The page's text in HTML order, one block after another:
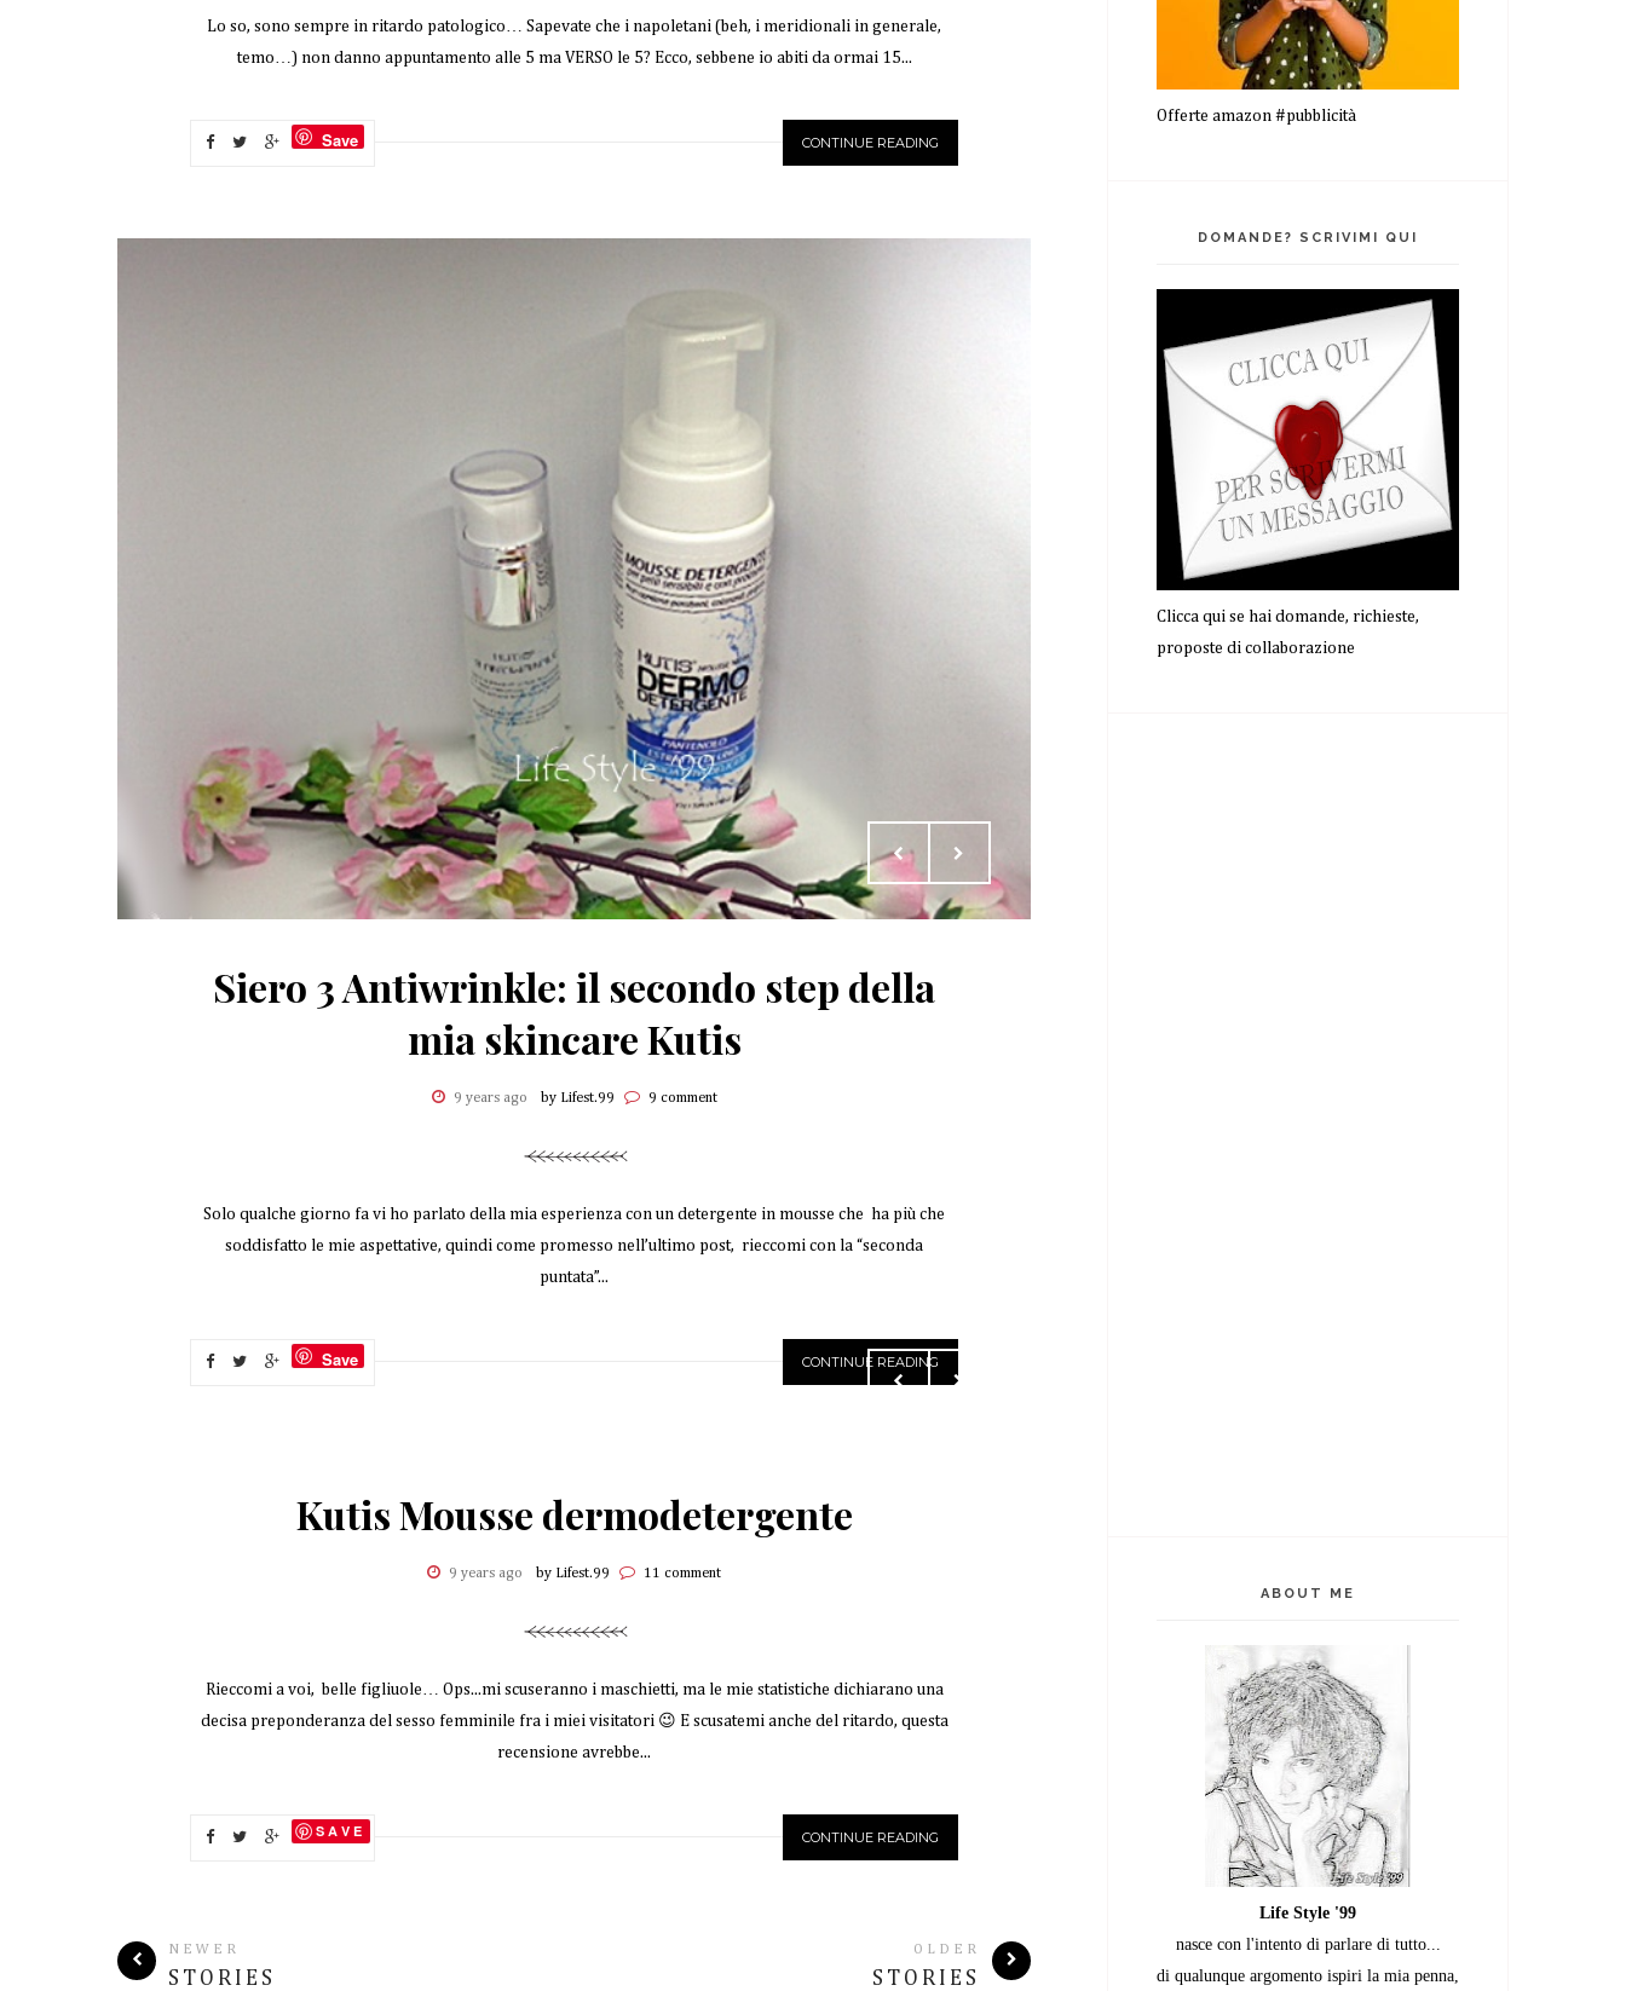
Lo so, sono sempre in ritardo patologico… Sapevate che i napoletani (beh, i meridionali in generale,
temo…) non danno appuntamento alle 5 ma VERSO le 5? Ecco, sebbene io abiti da ormai 15...
CONTINUE READING
Save
Siero 3 Antiwrinkle: il secondo step della
mia skincare Kutis
9 years ago by Lifest.99 9 comment
Solo qualche giorno fa vi ho parlato della mia esperienza con un detergente in mousse che ha più che
soddisfatto le mie aspettative, quindi come promesso nell’ultimo post, rieccomi con la “seconda
puntata”...
CONTINUE READING
Save
Kutis Mousse dermodetergente
9 years ago by Lifest.99 11 comment
Rieccomi a voi, belle figliuole… Ops...mi scuseranno i maschietti, ma le mie statistiche dichiarano una
decisa preponderanza del sesso femminile fra i miei visitatori 😉 E scusatemi anche del ritardo, questa
recensione avrebbe...
CONTINUE READING
SAVE
NEWER
STORIES
OLDER
STORIES
Offerte amazon #pubblicità
DOMANDE? SCRIVIMI QUI
Clicca qui se hai domande, richieste,
proposte di collaborazione
ABOUT ME
Life Style '99
nasce con l'intento di parlare di tutto...
di qualunque argomento ispiri la mia penna,